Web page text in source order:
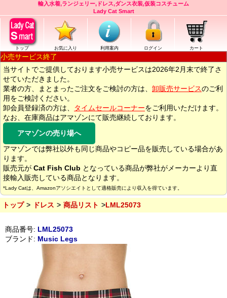
輸入水着,ランジェリー,ドレス,ダンス衣装,仮装コスチューム
Lady Cat Smart
トップ お気に入り 利用案内 ログイン カート
小売サービス終了
当サイトでご提供しております小売サービスは2026年2月末で終了さ
せていただきました。
業者の方、まとまったご注文をご検討の方は、 卸販売サービスのご利
用をご検討ください。
卸会員登録済の方は、
タイムセールコーナーをご利用いただけます。
なお、在庫商品はアマゾンにて販売継続しております。
アマゾンの売り場へ
アマゾンでは弊社以外も同じ商品やコピー品を販売している場合があ
ります。
販売元が Cat Fish Club となっている商品が弊社がメーカーより直
接輸入販売している商品となります。
*Lady Catは、Amazonアソシエイトとして適格販売により収入を得ています。
トップ ドレス 商品リスト LML25073
商品番号: LML25073
ブランド: Music Legs